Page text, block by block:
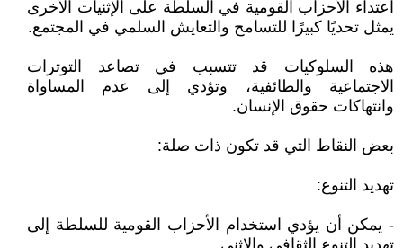
اعتداء الأحزاب القومية في السلطة على الإثنيات الأخرى
يمثل تحديًا كبيرًا للتسامح والتعايش السلمي في المجتمع.
هذه السلوكيات قد تتسبب في تصاعد التوترات
الاجتماعية والطائفية، وتؤدي إلى عدم المساواة
وانتهاكات حقوق الإنسان.
بعض النقاط التي قد تكون ذات صلة:
تهديد التنوع:
- يمكن أن يؤدي استخدام الأحزاب القومية للسلطة إلى